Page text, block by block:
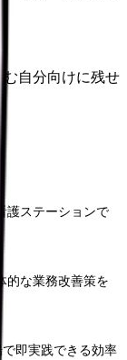
自分向けに残せ
護ステーションで
的な業務改善策を
即実践できる効率